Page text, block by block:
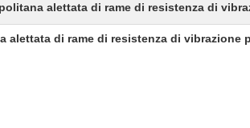
alettata di rame di resistenza di
alettata di rame di resistenza di vibrazione